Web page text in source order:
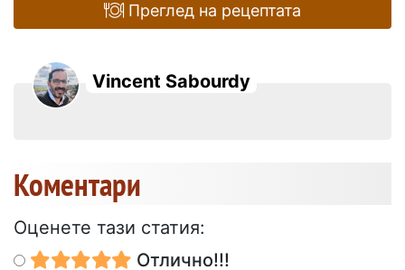
Преглед на рецептата
Vincent Sabourdy
Коментари
Оценете тази статия:
Отлично!!!